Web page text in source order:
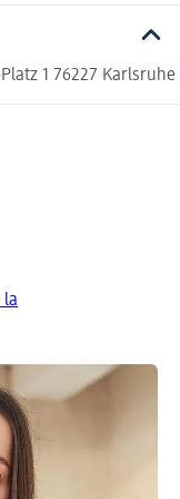
1 76227 Karlsruhe
la